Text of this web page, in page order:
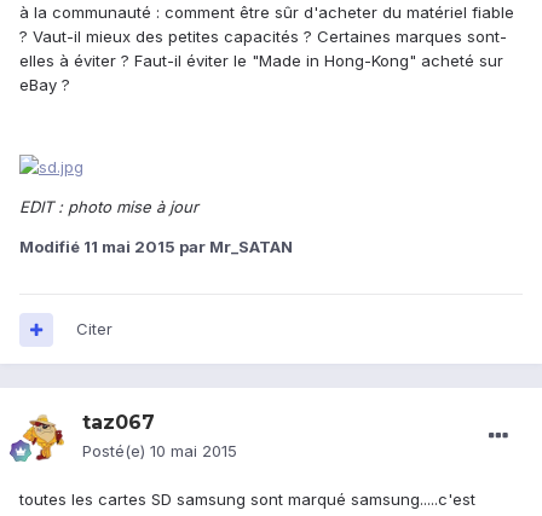
à la communauté : comment être sûr d'acheter du matériel fiable
? Vaut-il mieux des petites capacités ? Certaines marques sont-
elles à éviter ? Faut-il éviter le "Made in Hong-Kong" acheté sur
eBay ?
EDIT : photo mise à jour
Modifié 11 mai 2015 par Mr_SATAN
Citer
taz067
Posté(e) 10 mai 2015
toutes les cartes SD samsung sont marqué samsung.....c'est